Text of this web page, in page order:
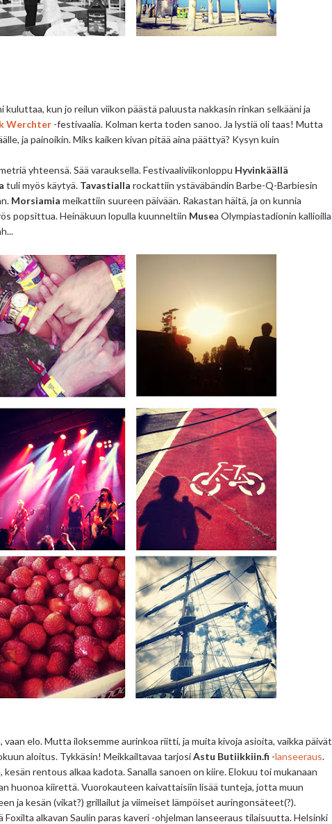
kun jo reilun viikon päästä paluusta nakkasin rinkan selkääni ja
Werchter -festivaalia. Kolman kerta toden sanoo. Ja lystiä oli taas! Mutta
ja painoikin. Miks kaiken kivan pitää aina päättyä? Kysyn kuin
yhteensä. Sää varauksella. Festivaaliviikonloppu Hyvinkäällä
tuli myös käytyä. Tavastialla rockattiin ystäväbändin Barbe-Q-Barbiesin
Morsiamia meikattiin suureen päivään. Rakastan häitä, ja on kunnia
popsittua. Heinäkuun lopulla kuunneltiin Musea Olympiastadionin kallioilla
vaan elo. Mutta iloksemme aurinkoa riitti, ja muita kivoja asioita, vaikka päivät
aloitus. Tykkäsin! Meikkailtavaa tarjosiAstu Butiikkiin.fi -lanseeraus.
rentous alkaa kadota. Sanalla sanoen on kiire. Elokuu toi mukanaan
huonoa kiirettä. Vuorokauteen kaivattaisiin lisää tunteja, jotta muun
ja kesän (vikat?) grillailut ja viimeiset lämpöiset auringonsäteet(?).
alkavan Saulin paras kaveri -ohjelman lanseeraus tilaisuutta. Helsinki